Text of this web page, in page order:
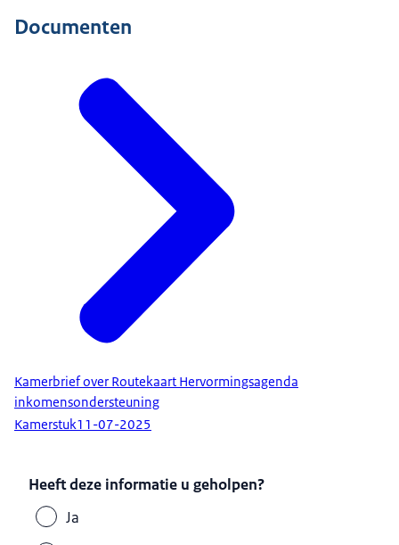
Documenten
Kamerbrief over Routekaart Hervormingsagenda
inkomensondersteuning
Kamerstuk11-07-2025
Heeft deze informatie u geholpen?
Ja